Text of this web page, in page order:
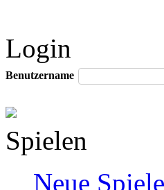
Login
Benutzername
Spielen
Neue Spiele